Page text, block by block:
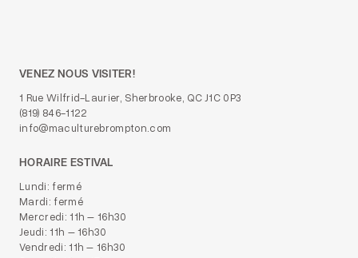
VENEZ NOUS VISITER!
1 Rue Wilfrid-Laurier, Sherbrooke, QC J1C 0P3
(819) 846-1122
info@maculturebrompton.com
HORAIRE ESTIVAL
Lundi: fermé
Mardi: fermé
Mercredi: 11h – 16h30
Jeudi: 11h – 16h30
Vendredi: 11h – 16h30